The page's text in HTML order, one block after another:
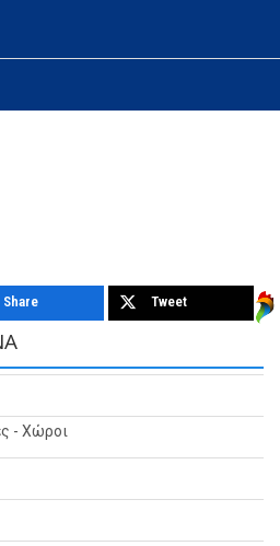
Share Tweet
- Χώροι